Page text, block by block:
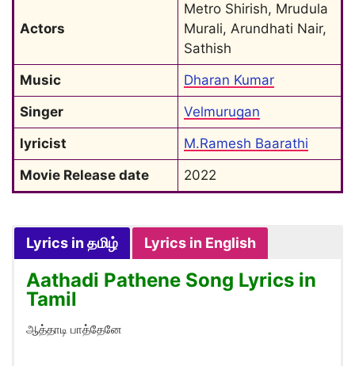
Actors
Metro Shirish, Mrudula
Murali, Arundhati Nair,
Sathish
Music
Dharan Kumar
Singer
Velmurugan
lyricist
M.Ramesh Baarathi
Movie Release date
2022
Lyrics in தமிழ் Lyrics in English
Aathadi Pathene Song Lyrics in
Tamil
ஆத்தாடி பாத்தேனே